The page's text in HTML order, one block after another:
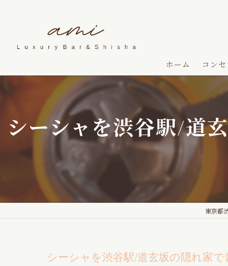
ホーム コンセ
シーシャを渋谷駅/道
東京都
シーシャを渋谷駅/道玄坂の隠れ家